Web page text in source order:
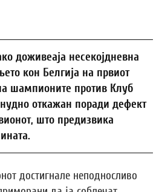
доживеаја несекојдневна
кон Белгија на првиот
шампионите против Клуб
откажан поради дефект
што предизвика
достигнале неподносливо